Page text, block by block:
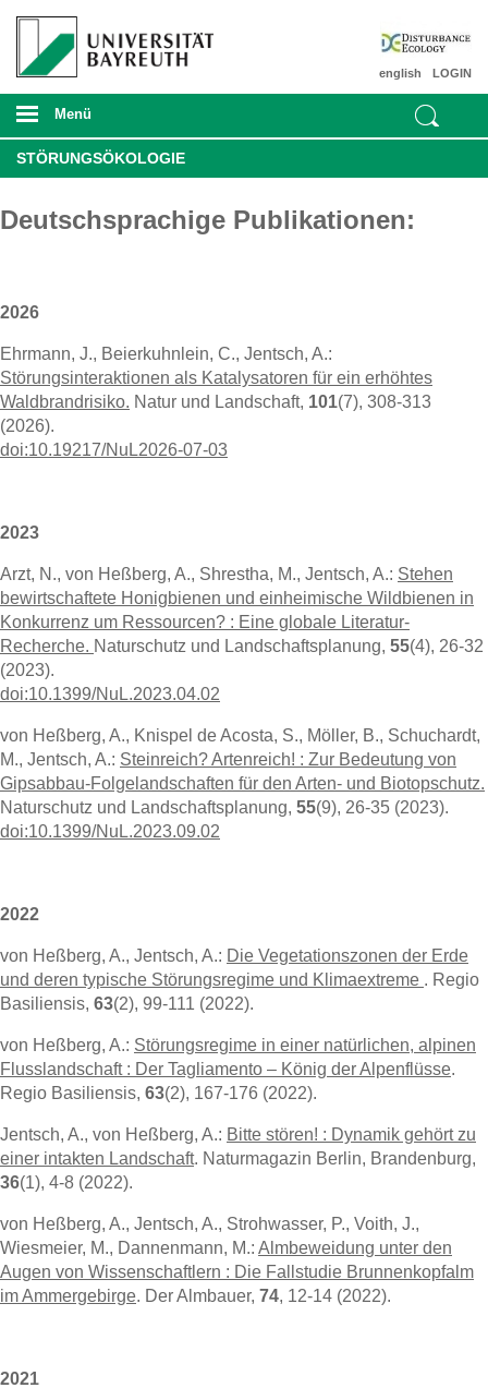
LOGIN
english
Menü
STÖRUNGSÖKOLOGIE
Deutschsprachige Publikationen:
2026
Ehrmann, J., Beierkuhnlein, C., Jentsch, A.:
Störungsinteraktionen als Katalysatoren für ein erhöhtes
Waldbrandrisiko. Natur und Landschaft, 101(7), 308-313
(2026).
doi:10.19217/NuL2026-07-03
2023
Arzt, N., von Heßberg, A., Shrestha, M., Jentsch, A.: Stehen
bewirtschaftete Honigbienen und einheimische Wildbienen in
Konkurrenz um Ressourcen? : Eine globale Literatur-
Recherche. Naturschutz und Landschaftsplanung, 55(4), 26-32
(2023).
doi:10.1399/NuL.2023.04.02
von Heßberg, A., Knispel de Acosta, S., Möller, B., Schuchardt,
M., Jentsch, A.: Steinreich? Artenreich! : Zur Bedeutung von
Gipsabbau-Folgelandschaften für den Arten- und Biotopschutz.
Naturschutz und Landschaftsplanung, 55(9), 26-35 (2023).
doi:10.1399/NuL.2023.09.02
2022
von Heßberg, A., Jentsch, A.: Die Vegetationszonen der Erde
und deren typische Störungsregime und Klimaextreme . Regio
Basiliensis, 63(2), 99-111 (2022).
von Heßberg, A.: Störungsregime in einer natürlichen, alpinen
Flusslandschaft : Der Tagliamento – König der Alpenflüsse.
Regio Basiliensis, 63(2), 167-176 (2022).
Jentsch, A., von Heßberg, A.: Bitte stören! : Dynamik gehört zu
einer intakten Landschaft. Naturmagazin Berlin, Brandenburg,
36(1), 4-8 (2022).
von Heßberg, A., Jentsch, A., Strohwasser, P., Voith, J.,
Wiesmeier, M., Dannenmann, M.: Almbeweidung unter den
Augen von Wissenschaftlern : Die Fallstudie Brunnenkopfalm
im Ammergebirge. Der Almbauer, 74, 12-14 (2022).
2021